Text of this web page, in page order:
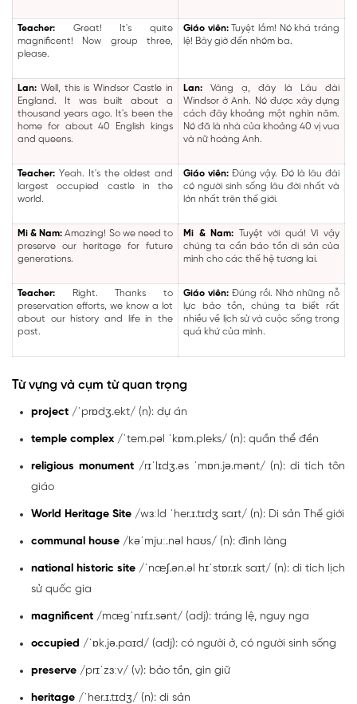
Teacher: Great! It's quite
magnificent! Now group three,
please.
Giáo viên:Tuyệt lắm! Nó khá tráng
lệ! Bây giờ đến nhóm ba.
Lan: Well, this is Windsor Castle in
England. It was built about a
thousand years ago. It's been the
home for about 40 English kings
and queens.
Lan: Vâng ạ, đây là Lâu đài
Windsor ở Anh. Nó được xây dựng
cách đây khoảng một nghìn năm.
Nó đã là nhà của khoảng 40 vị vua
và nữ hoàng Anh.
Teacher: Yeah. It's the oldest and
largest occupied castle in the
world.
Giáo viên: Đúng vậy. Đó là lâu đài
có người sinh sống lâu đời nhất và
lớn nhất trên thế giới.
Mi & Nam: Amazing! So we need to
preserve our heritage for future
generations.
Mi & Nam: Tuyệt vời quá! Vì vậy
chúng ta cần bảo tồn di sản của
mình cho các thế hệ tương lai.
Teacher: Right. Thanks to
preservation efforts, we know a lot
about our history and life in the
past.
Giáo viên: Đúng rồi. Nhờ những nỗ
lực bảo tồn, chúng ta biết rất
nhiều về lịch sử và cuộc sống trong
quá khứ của mình.
Từ vựng và cụm từ quan trọng
project /ˈprɒdʒ.ekt/ (n): dự án
temple complex /ˈtem.pəl ˈkɒm.pleks/ (n): quần thể đền
religious monument /rɪˈlɪdʒ.əs ˈmɒn.jə.mənt/ (n): di tích tôn
giáo
World Heritage Site /wɜːld ˈher.ɪ.tɪdʒ saɪt/ (n): Di sản Thế giới
communal house /kəˈmjuː.nəl haʊs/ (n): đình làng
national historic site /ˈnæʃ.ən.əl hɪˈstɒr.ɪk saɪt/ (n): di tích lịch
sử quốc gia
magnificent /mæɡˈnɪf.ɪ.sənt/ (adj): tráng lệ, nguy nga
occupied /ˈɒk.jə.paɪd/ (adj): có người ở, có người sinh sống
preserve /prɪˈzɜːv/ (v): bảo tồn, gìn giữ
heritage /ˈher.ɪ.tɪdʒ/ (n): di sản